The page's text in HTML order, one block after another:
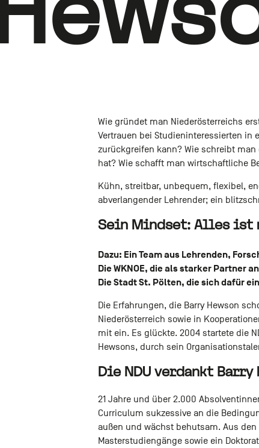
Wie gründet man Niederösterreichs
Vertrauen bei Studieninteressierten
zurückgreifen kann? Wie schreibt
hat? Wie schafft man wirtschaftliche
Kühn, streitbar, unbequem, flexibel,
abverlangender Lehrender; ein
Sein Mindset: Alles ist
Dazu: Ein Team aus Lehrenden,
Die WKNOE, die als starker Partner
Die Stadt St. Pölten, die sich dafür
Die Erfahrungen, die Barry Hewson
Niederösterreich sowie in
mit ein. Es glückte. 2004 startete die
Hewsons, durch sein
Die NDU verdankt Barry
21 Jahre und über 2.000
Curriculum sukzessive an die
außen und wächst behutsam. Aus
Masterstudiengänge sowie ein